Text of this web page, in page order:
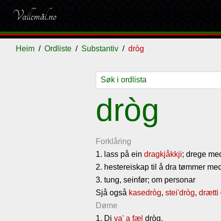
Vallemål.no
Heim Ordliste Substantiv dròg
dròg
Forklåring
1. lass på ein dragkjåkkji; drege
2. hestereiskap til å dra tømmer med
3. tung, seinfør; om personar
Sjå også kasedròg, stei'dròg, drætti
Døme
1. Di va' a fæl dròg.